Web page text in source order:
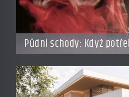
Půdní schody: Když
místo, ale nechcete